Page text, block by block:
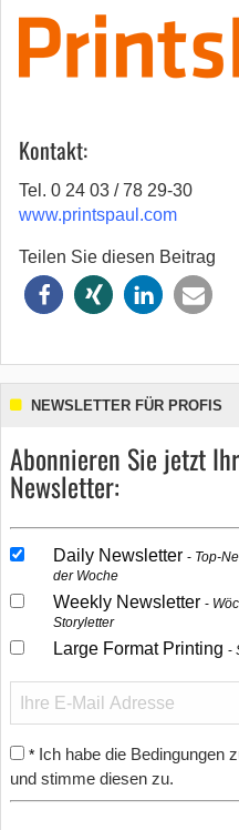
Kontakt:
Tel. 0 24 03 / 78 29-30
www.printspaul.com
Teilen Sie diesen Beitrag
NEWSLETTER FÜR PROFIS
Abonnieren Sie jetzt
Newsletter:
Daily Newsletter
Top-
der Woche
Weekly Newsletter
Storyletter
Large Format Printing
* Ich habe die Bedingungen
und stimme diesen zu.